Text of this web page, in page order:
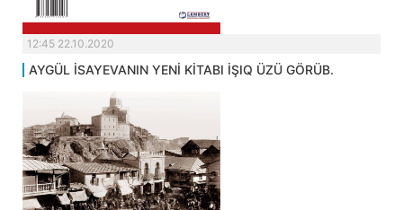
12:45 22.10.2020
AYGÜL İSAYEVANIN YENİ KİTABI İŞIQ ÜZÜ GÖRÜB.